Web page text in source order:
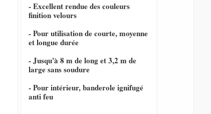
- Excellent rendue des couleurs
finition velours
- Pour utilisation de courte, moyenne
et longue durée
- Jusqu'à 8 m de long et 3,2 m de
large sans soudure
- Pour intérieur, banderole ignifugé
anti feu